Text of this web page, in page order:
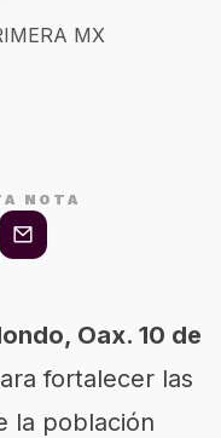
MX
NOTA
Oax. 10 de
fortalecer las
la población